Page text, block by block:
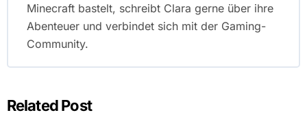
Minecraft bastelt, schreibt Clara gerne über ihre
Abenteuer und verbindet sich mit der Gaming-
Community.
Related Post